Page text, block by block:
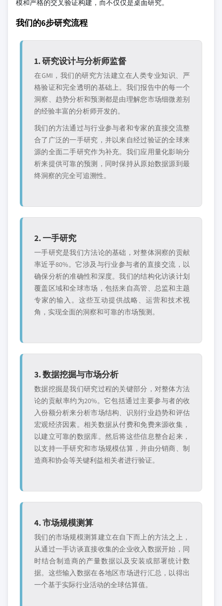
模和严格的交叉验证构建，而不仅仅是桌面研究。
我们的6步研究流程
1. 研究设计与分析师监督
在GMI，我们的研究方法建立在人类专业知识、严
格验证和完全透明的基础上。我们报告中的每一个
洞察、趋势分析和预测都是由理解您市场细微差别
的经验丰富的分析师开发的。
我们的方法通过与行业参与者和专家的直接交流整
合了广泛的一手研究，并以来自经过验证的全球来
源的全面二手研究作为补充。我们应用量化影响分
析来提供可靠的预测，同时保持从原始数据源到最
终洞察的完全可追溯性。
2. 一手研究
一手研究是我们方法论的基础，对整体洞察的贡献
率近乎80%。它涉及与行业参与者的直接交流，以
确保分析的准确性和深度。我们的结构化访谈计划
覆盖区域和全球市场，包括来自高管、总监和主题
专家的输入。这些互动提供战略、运营和技术视
角，实现全面的洞察和可靠的市场预测。
3. 数据挖掘与市场分析
数据挖掘是我们研究过程的关键部分，对整体方法
论的贡献率约为20%。它包括通过主要参与者的收
入份额分析来分析市场结构、识别行业趋势和评估
宏观经济因素。相关数据从付费和免费来源收集，
以建立可靠的数据库。然后将这些信息整合起来，
以支持一手研究和市场规模估算，并由分销商、制
造商和协会等关键利益相关者进行验证。
4. 市场规模测算
我们的市场规模测算建立在自下而上的方法之上，
从通过一手访谈直接收集的企业收入数据开始，同
时结合制造商的产量数据以及安装或部署统计数
据。这些输入数据在各地区市场进行汇总，以得出
一个基于实际行业活动的全球估算值。